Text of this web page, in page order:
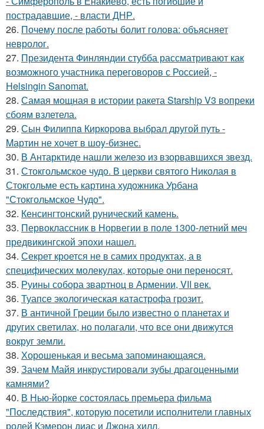
пострадавшие, - власти ДНР.
26. Почему после работы болит голова: объясняет
невролог.
27. Президента Финляндии стубба рассматривают как
возможного участника переговоров с Россией, -
Helsingin Sanomat.
28. Самая мощная в истории ракета Starship V3 вопреки
сбоям взлетела.
29. Сын Филиппa Киркоровa выбрал другой путь -
Mартин не хочет в шоy-бизнес.
30. В Антарктиде нашли железо из взорвавшихся звезд.
31. Стокгольмское чудо. В церкви святого Николая в
Стокгольме есть картина художника Урбана
"Стокгольмское Чудо".
32. Кенсингтонский рунический камень.
33. Первоклассник в Норвегии в поле 1300-летний меч
предвикингской эпохи нашел.
34. Секрет кроется не в самих продуктах, а в
специфических молекулах, которые они переносят.
35. Руины собора звартноц в Армении, VII век.
36. Туапсе экологическая катастрофа грозит.
37. В античной Греции было известно о планетах и
других светилах, но полагали, что все они движутся
вокруг земли.
38. Хорoшенькая и весьма запоминaющаяся.
39. Зачем Майя инкрустировали зубы драгоценными
камнями?
40. В Нью-йорке состоялась премьера фильма
"Последствия", которую посетили исполнители главных
ролей Кэмерон диас и Джона хилл.